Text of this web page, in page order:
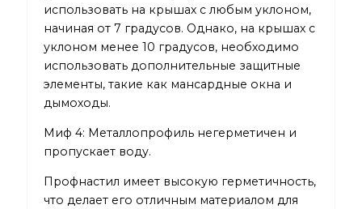
использовать на крышах с любым уклоном,
начиная от 7 градусов. Однако, на крышах с
уклоном менее 10 градусов, необходимо
использовать дополнительные защитные
элементы, такие как мансардные окна и
дымоходы.
Миф 4: Металлопрофиль негерметичен и
пропускает воду.
Профнастил имеет высокую герметичность,
что делает его отличным материалом для